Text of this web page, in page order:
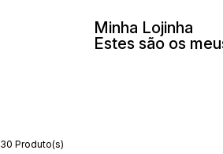
Minha Lojinha
Estes são os
30 Produto(s)